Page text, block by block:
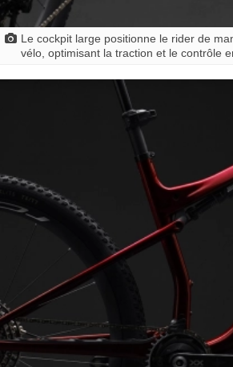
Le cockpit large positionne le rider de
vélo, optimisant la traction et le contrôle